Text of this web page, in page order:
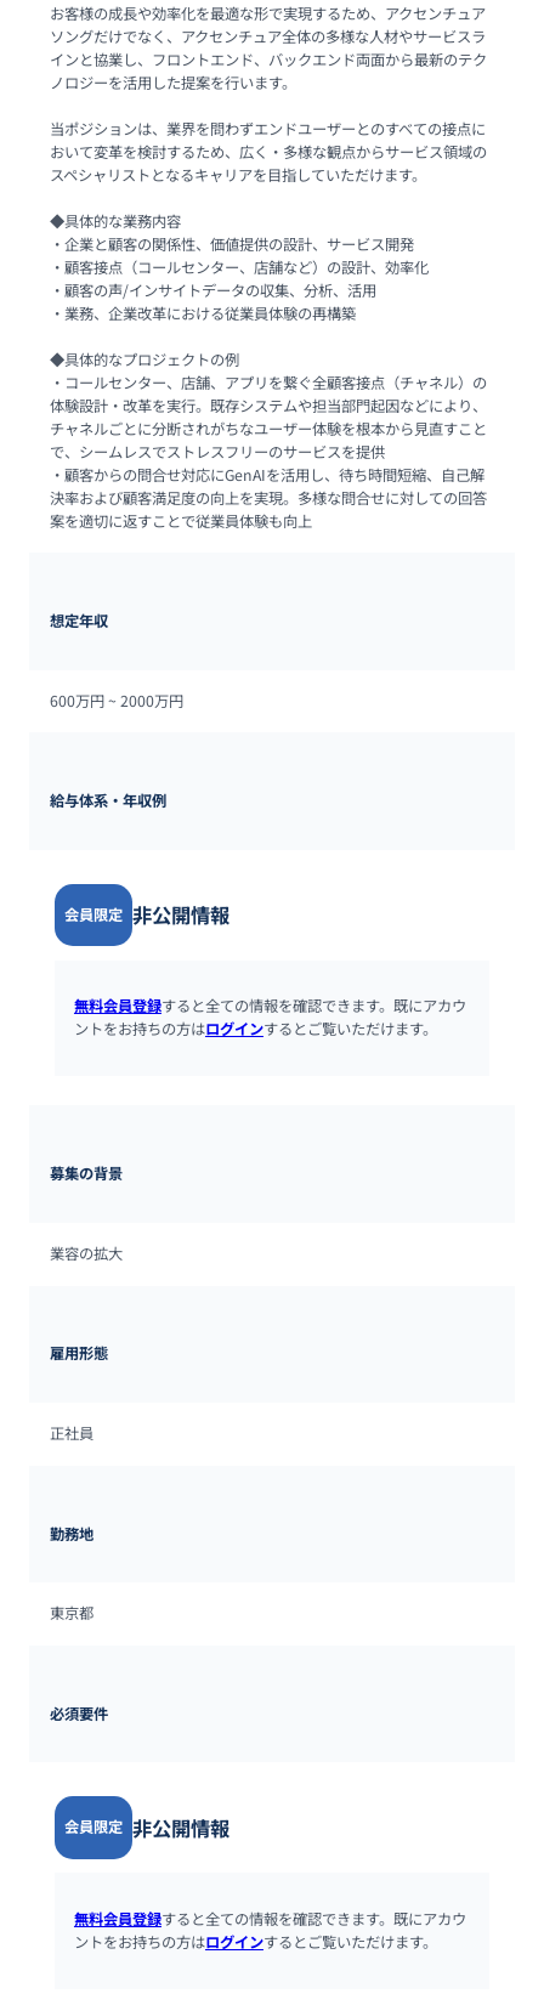
お客様の成長や効率化を最適な形で実現するため、アクセンチュア
ソングだけでなく、アクセンチュア全体の多様な人材やサービスラ
インと協業し、フロントエンド、バックエンド両面から最新のテク
ノロジーを活用した提案を行います。
当ポジションは、業界を問わずエンドユーザーとのすべての接点に
おいて変革を検討するため、広く・多様な観点からサービス領域の
スペシャリストとなるキャリアを目指していただけます。
◆具体的な業務内容
・企業と顧客の関係性、価値提供の設計、サービス開発
・顧客接点（コールセンター、店舗など）の設計、効率化
・顧客の声/インサイトデータの収集、分析、活用
・業務、企業改革における従業員体験の再構築
◆具体的なプロジェクトの例
・コールセンター、店舗、アプリを繋ぐ全顧客接点（チャネル）の
体験設計・改革を実行。既存システムや担当部門起因などにより、
チャネルごとに分断されがちなユーザー体験を根本から見直すこと
で、シームレスでストレスフリーのサービスを提供
・顧客からの問合せ対応にGenAIを活用し、待ち時間短縮、自己解
決率および顧客満足度の向上を実現。多様な問合せに対しての回答
案を適切に返すことで従業員体験も向上
想定年収
600万円 ~ 2000万円
給与体系・年収例
会員限定 非公開情報
無料会員登録すると全ての情報を確認できます。既にアカウ
ントをお持ちの方はログインするとご覧いただけます。
募集の背景
業容の拡大
雇用形態
正社員
勤務地
東京都
必須要件
会員限定 非公開情報
無料会員登録すると全ての情報を確認できます。既にアカウ
ントをお持ちの方はログインするとご覧いただけます。